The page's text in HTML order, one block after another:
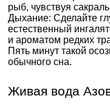
рыб, чувствуя
Дыхание: Сделайте
естественный
и ароматом редких
Пять минут такой
обычного сна.
Живая вода